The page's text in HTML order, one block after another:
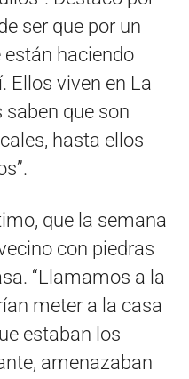
ser que por un
están haciendo
Ellos viven en La
que son
hasta ellos
que la semana
con piedras
“Llamamos a la
meter a la casa
estaban los
amenazaban